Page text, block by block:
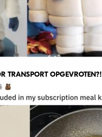
TRANSPORT OPGEVROTEN?!